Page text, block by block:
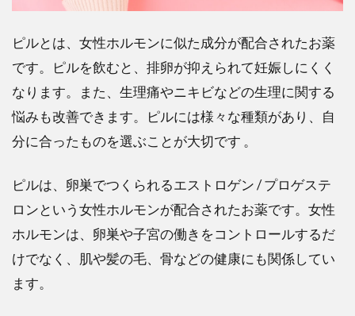
険因
ルの副
作用は
いつま
で続
く？：
の種類
による
4
ピル
作用
ピルとは、女性ホルモンに似た成分が配合されたお薬
です。ピルを飲むと、排卵が抑えられて妊娠しにくく
なります。また、生理痛やニキビなどの生理に関する
悩みも改善できます。ピルには様々な種類があり、自
分に合ったものを選ぶことが大切です 。
ピルは、卵巣でつくられるエストロゲン / プロゲステ
ロンという女性ホルモンが配合されたお薬です。女性
ホルモンは、卵巣や子宮の働きをコントロールするだ
けでなく、肌や髪の毛、骨などの健康にも関係してい
ます。